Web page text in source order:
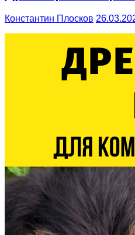
Константин Плосков